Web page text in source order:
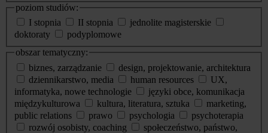
poziom studiów:
I stopnia
II stopnia
jednolite magisterskie
doktoraty
podyplomowe
obszar tematyczny:
biznes, zarządzanie
design, projektowanie, architektura
dziennikarstwo, media
human resources
UX,
informatyka, nowe technologie
języki obce, komunikacja
międzykulturowa
kultura, literatura, sztuka
marketing,
public relations
prawo psychologia
psychoterapia
rozwój osobisty, coaching
społeczeństwo, państwo,